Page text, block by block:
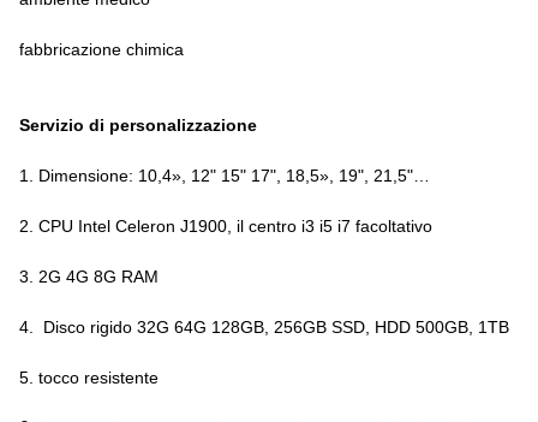
fabbricazione chimica
Servizio di personalizzazione
1. Dimensione: 10,4», 12" 15" 17", 18,5», 19", 21,5"…
2. CPU Intel Celeron J1900, il centro i3 i5 i7 facoltativo
3. 2G 4G 8G RAM
4. Disco rigido 32G 64G 128GB, 256GB SSD, HDD 500GB, 1TB
5. tocco resistente